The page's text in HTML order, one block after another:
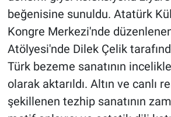
beğenisine sunuldu. Atatürk
Kongre Merkezi'nde
Atölyesi'nde Dilek Çelik
Türk bezeme sanatının
olarak aktarıldı. Altın ve canlı
şekillenen tezhip sanatının